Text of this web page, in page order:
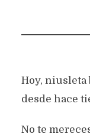
Hoy, niusleta
desde hace
No te